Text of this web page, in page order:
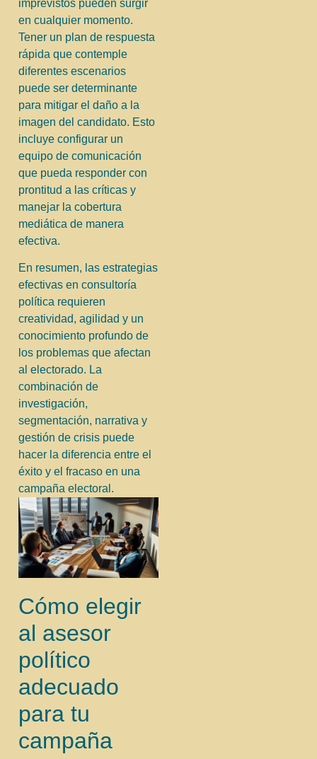
imprevistos pueden surgir
en cualquier momento.
Tener un plan de respuesta
rápida que contemple
diferentes escenarios
puede ser determinante
para mitigar el daño a la
imagen del candidato. Esto
incluye configurar un
equipo de comunicación
que pueda responder con
prontitud a las críticas y
manejar la cobertura
mediática de manera
efectiva.
En resumen, las estrategias
efectivas en consultoría
política requieren
creatividad, agilidad y un
conocimiento profundo de
los problemas que afectan
al electorado. La
combinación de
investigación,
segmentación, narrativa y
gestión de crisis puede
hacer la diferencia entre el
éxito y el fracaso en una
campaña electoral.
Cómo elegir
al asesor
político
adecuado
para tu
campaña